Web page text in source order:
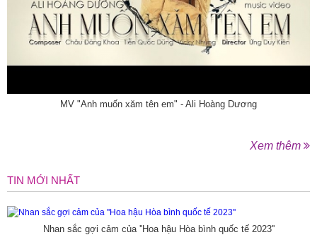
MV "Anh muốn xăm tên em" - Ali Hoàng Dương
Xem thêm
TIN MỚI NHẤT
Nhan sắc gợi cảm của ''Hoa hậu Hòa bình quốc tế 2023''